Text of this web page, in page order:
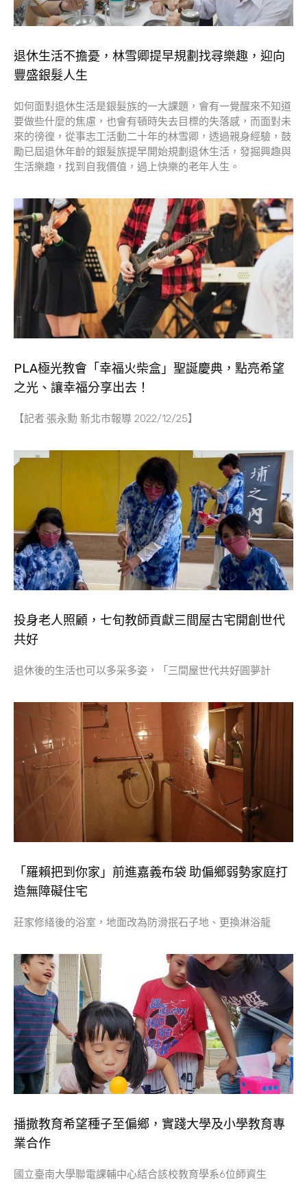
退休生活不擔憂，林雪卿提早規劃找尋樂趣，迎向
豐盛銀髮人生
如何面對退休生活是銀髮族的一大課題，會有一覺醒來不知道
要做些什麼的焦慮，也會有頓時失去目標的失落感，而面對未
來的徬徨，從事志工活動二十年的林雪卿，透過親身經驗，鼓
勵已屆退休年齡的銀髮族提早開始規劃退休生活，發掘興趣與
生活樂趣，找到自我價值，過上快樂的老年人生。
PLA極光教會「幸福火柴盒」聖誕慶典，點亮希望
之光、讓幸福分享出去！
【記者:張永勳 新北市報導 2022/12/25】
投身老人照顧，七旬教師貢獻三間屋古宅開創世代
共好
退休後的生活也可以多采多姿，「三間屋世代共好圓夢計
「羅賴把到你家」前進嘉義布袋 助偏鄉弱勢家庭打
造無障礙住宅
莊家修繕後的浴室，地面改為防滑抿石子地、更換淋浴龍
播撒教育希望種子至偏鄉，實踐大學及小學教育專
業合作
國立臺南大學聯電課輔中心結合該校教育學系6位師資生